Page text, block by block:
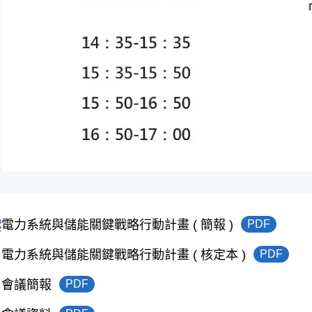
電力系統與儲能關鍵戰略行動計畫 ( 簡報 ) PDF
電力系統與儲能關鍵戰略行動計畫 ( 核定本 ) PDF
​會議簡報 PDF